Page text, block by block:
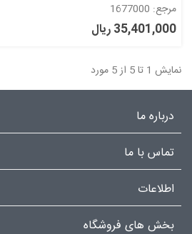
مرجع: 1677000
35,401,000 ریال
نمایش 1 تا 5 از 5 مورد
درباره ما
تماس با ما
اطلاعات
بخش های فروشگاه